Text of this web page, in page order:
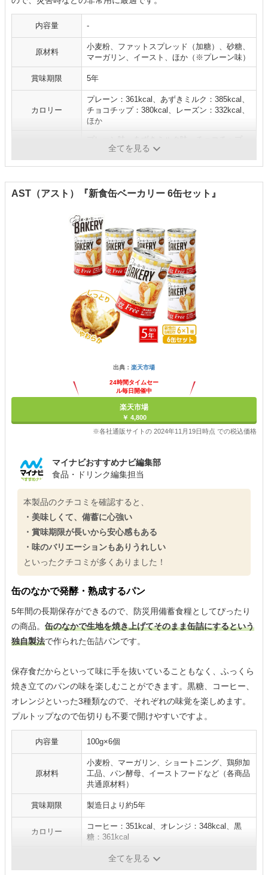
内容量 ‐
原材料
小麦粉、ファットスプレッド（加糖）、砂糖、
マーガリン、イースト、ほか（※プレーン味）
賞味期限 5年
カロリー
プレーン：361kcal、あずきミルク：385kcal、
チョコチップ：380kcal、レーズン：332kcal、
ほか
味、レーズン味、コーヒーナッツ味
全てを見る
AST（アスト）『新食缶ベーカリー 6缶セット』
出典： 楽天市場
24時間タイムセー
ル毎日開催中
楽天市場
￥ 4,800
※各社通販サイトの 2024年11月19日時点 での税込価格
マイナビおすすめナビ編集部
食品・ドリンク編集担当
本製品のクチコミを確認すると、
・美味しくて、備蓄に心強い
・賞味期限が長いから安心感もある
・味のバリエーションもありうれしい
といったクチコミが多くありました！
缶のなかで発酵・熟成するパン
5年間の長期保存ができるので、防災用備蓄食糧としてぴったり
の商品。 缶のなかで生地を焼き上げてそのまま缶詰にするという
独自製法で作られた缶詰パンです。
保存食だからといって味に手を抜いていることもなく、ふっくら
焼き立てのパンの味を楽しむことができます。黒糖、コーヒー、
オレンジといった3種類なので、それぞれの味覚を楽しめます。
プルトップなので缶切りも不要で開けやすいですよ。
内容量 100g×6個
原材料
小麦粉、マーガリン、ショートニング、鶏卵加
工品、パン酵母、イーストフードなど（各商品
共通原材料）
賞味期限 製造日より約5年
カロリー
コーヒー：351kcal、オレンジ：348kcal、黒
糖：361kcal
コーヒー、オレンジ、黒糖
全てを見る